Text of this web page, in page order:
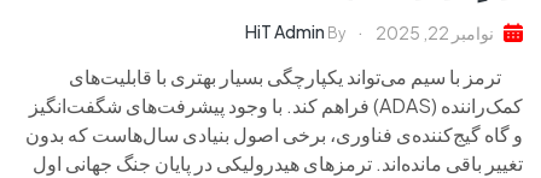
نوامبر 22, 2025 By
HiT Admin
ترمز با سیم می‌تواند یکپارچگی بسیار بهتری با قابلیت‌های
کمک‌راننده (ADAS) فراهم کند. با وجود پیشرفت‌های شگفت‌انگیز
و گاه گیج‌کننده‌ی فناوری، برخی اصول بنیادی سال‌هاست که بدون
تغییر باقی مانده‌اند. ترمزهای هیدرولیکی در پایان جنگ جهانی اول